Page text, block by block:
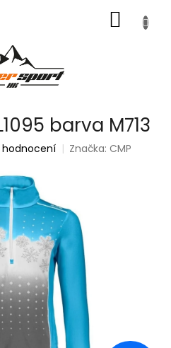
KOŠÍK
barva M713
hodnocení Značka:CMP